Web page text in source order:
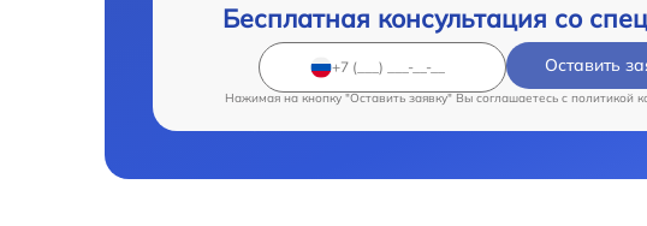
Бесплатная консультация со
Оставить
Нажимая на кнопку "Оставить заявку" Вы соглашаетесь c политикой